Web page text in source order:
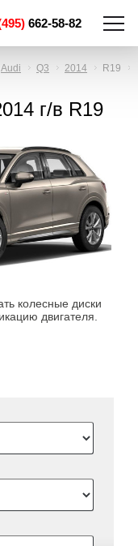
662-58-82
Audi Q3 2014 R19
г/в R19
колесные диски
двигателя.